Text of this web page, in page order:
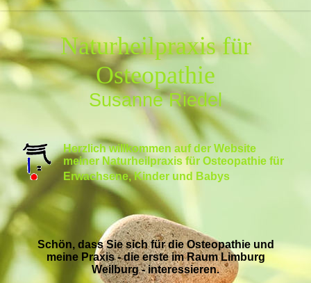
Naturheilpraxis für
Osteopathie
Susanne Riedel
Herzlich willkommen auf der Website
meiner Naturheilpraxis für Osteopathie für
Erwachsene, Kinder und Babys
Schön, dass Sie sich für die Osteopathie und
meine Praxis - die erste im Raum Limburg
Weilburg - interessieren.